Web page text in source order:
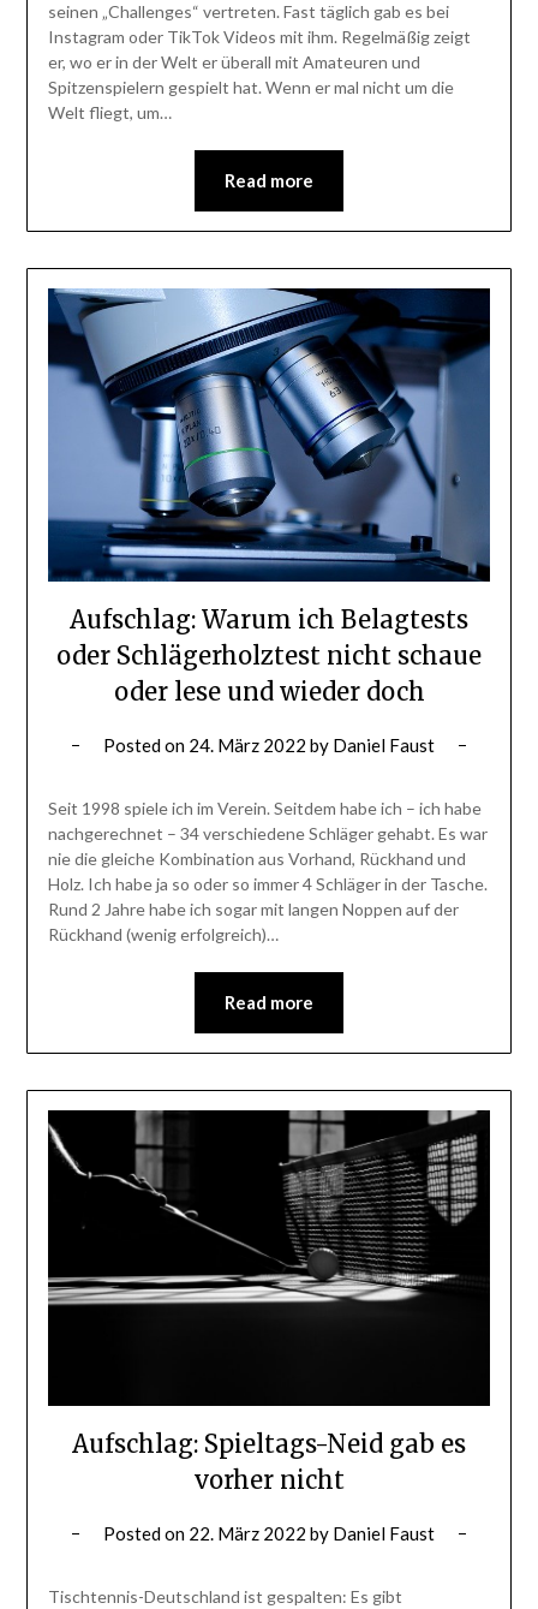
seinen „Challenges“ vertreten. Fast täglich gab es bei
Instagram oder TikTok Videos mit ihm. Regelmäßig zeigt
er, wo er in der Welt er überall mit Amateuren und
Spitzenspielern gespielt hat. Wenn er mal nicht um die
Welt fliegt, um…
Read more
Aufschlag: Warum ich Belagtests
oder Schlägerholztest nicht schaue
oder lese und wieder doch
Posted on 24. März 2022 by Daniel Faust
Seit 1998 spiele ich im Verein. Seitdem habe ich – ich habe
nachgerechnet – 34 verschiedene Schläger gehabt. Es war
nie die gleiche Kombination aus Vorhand, Rückhand und
Holz. Ich habe ja so oder so immer 4 Schläger in der Tasche.
Rund 2 Jahre habe ich sogar mit langen Noppen auf der
Rückhand (wenig erfolgreich)…
Read more
Aufschlag: Spieltags-Neid gab es
vorher nicht
Posted on 22. März 2022 by Daniel Faust
Tischtennis-Deutschland ist gespalten: Es gibt